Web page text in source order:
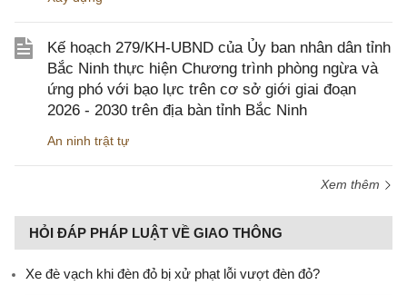
Kế hoạch 279/KH-UBND của Ủy ban nhân dân tỉnh
Bắc Ninh thực hiện Chương trình phòng ngừa và
ứng phó với bạo lực trên cơ sở giới giai đoạn
2026 - 2030 trên địa bàn tỉnh Bắc Ninh
An ninh trật tự
Xem thêm
HỎI ĐÁP PHÁP LUẬT VỀ GIAO THÔNG
Xe đè vạch khi đèn đỏ bị xử phạt lỗi vượt đèn đỏ?